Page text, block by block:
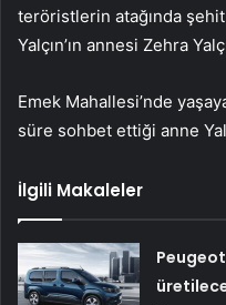
teröristlerin atağında
Yalçın’ın annesi Zehra
Emek Mahallesi’nde
süre sohbet ettiği anne
İlgili Makaleler